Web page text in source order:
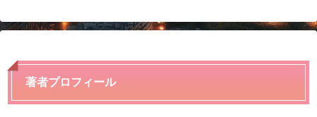
著者プロフィール